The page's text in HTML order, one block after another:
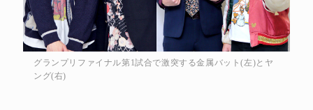
グランプリファイナル第1試合で激突する金属バット(左)とヤ
ング(右)